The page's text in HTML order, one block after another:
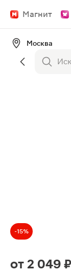
Магнит
Москва
-15%
от 2 049 ₽